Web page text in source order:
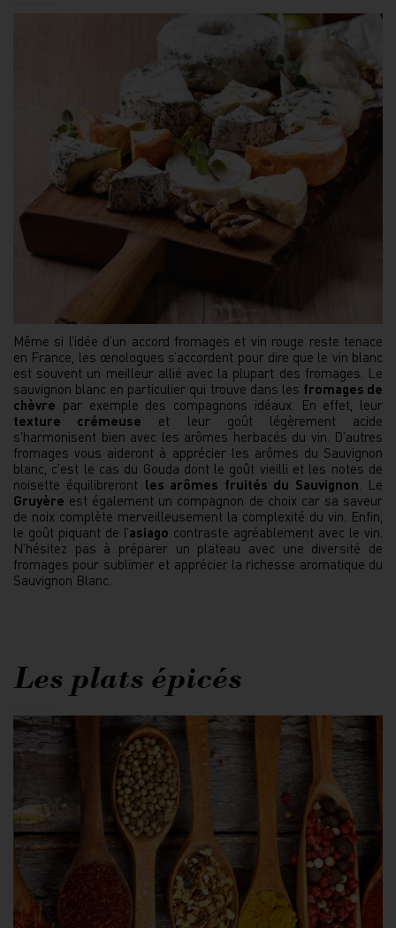
Même si l’idée d’un accord fromages et vin rouge reste tenace
en France, les œnologues s’accordent pour dire que le vin blanc
est souvent un meilleur allié avec la plupart des fromages. Le
sauvignon blanc en particulier qui trouve dans les fromages de
chèvre par exemple des compagnons idéaux. En effet, leur
texture crémeuse et leur goût légèrement acide
s'harmonisent bien avec les arômes herbacés du vin. D’autres
fromages vous aideront à apprécier les arômes du Sauvignon
blanc, c’est le cas du Gouda dont le goût vieilli et les notes de
noisette équilibreront les arômes fruités du Sauvignon . Le
Gruyère est également un compagnon de choix car sa saveur
de noix complète merveilleusement la complexité du vin. Enfin,
le goût piquant de l’asiago contraste agréablement avec le vin.
N’hésitez pas à préparer un plateau avec une diversité de
fromages pour sublimer et apprécier la richesse aromatique du
Sauvignon Blanc.
Les plats épicés